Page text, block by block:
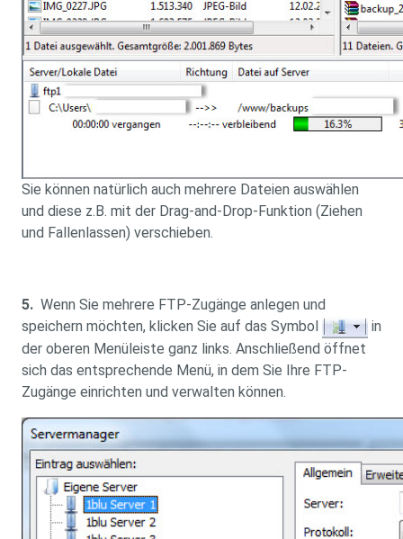
Sie können natürlich auch mehrere Dateien auswählen
und diese z.B. mit der Drag-and-Drop-Funktion (Ziehen
und Fallenlassen) verschieben.
5. Wenn Sie mehrere FTP-Zugänge anlegen und
speichern möchten, klicken Sie auf das Symbol
in
der oberen Menüleiste ganz links. Anschließend öffnet
sich das entsprechende Menü, in dem Sie Ihre FTP-
Zugänge einrichten und verwalten können.